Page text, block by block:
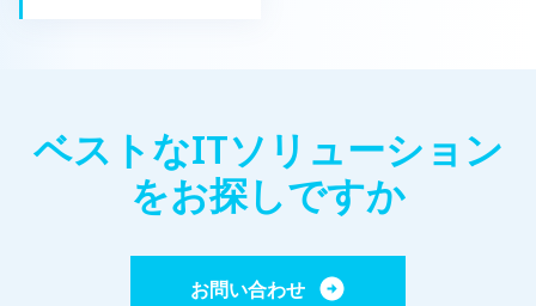
ベストなITソリューション
をお探しですか
お問い合わせ